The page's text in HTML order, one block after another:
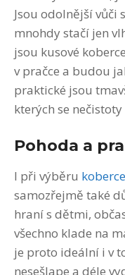
Jsou odolnější vůči
mnohdy stačí jen
jsou kusové
v pračce a budou
praktické jsou
kterých se
Pohoda a
I při výběru
samozřejmě také
hraní s dětmi,
všechno klade na
je proto ideální i v
nesešlape a déle